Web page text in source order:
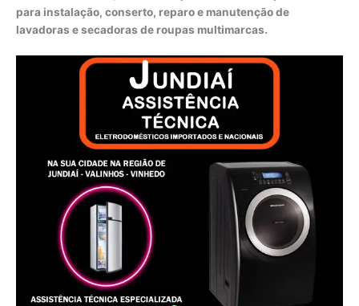
para instalação, conserto, reparo e manutenção de
lavadoras e secadoras de roupas multimarcas.